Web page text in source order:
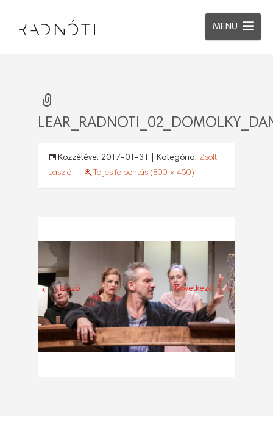
MENÜ
Közzétéve: 2017-01-31 | Kategória: Zsolt
László
Teljes felbontás (800 × 450)
←Előző Következő →